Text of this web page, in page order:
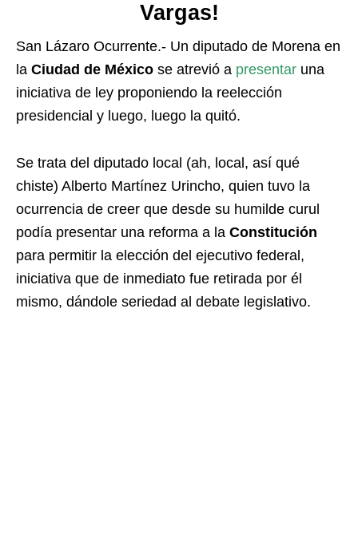
Vargas!
San Lázaro Ocurrente.- Un diputado de Morena en
la Ciudad de México se atrevió a presentar una
iniciativa de ley proponiendo la reelección
presidencial y luego, luego la quitó.
Se trata del diputado local (ah, local, así qué
chiste) Alberto Martínez Urincho, quien tuvo la
ocurrencia de creer que desde su humilde curul
podía presentar una reforma a la Constitución
para permitir la elección del ejecutivo federal,
iniciativa que de inmediato fue retirada por él
mismo, dándole seriedad al debate legislativo.